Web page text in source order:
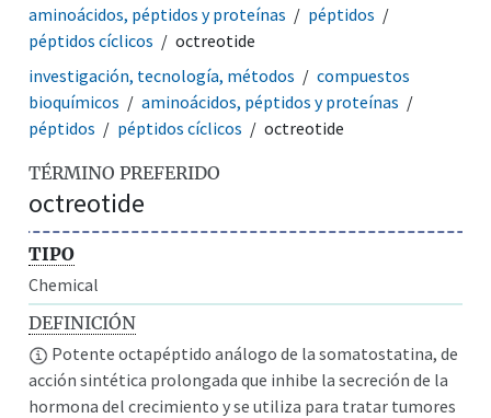
aminoácidos, péptidos y proteínas
péptidos
péptidos cíclicos
octreotide
investigación, tecnología, métodos
compuestos
bioquímicos
aminoácidos, péptidos y proteínas
péptidos
péptidos cíclicos octreotide
TÉRMINO PREFERIDO
octreotide
TIPO
Chemical
DEFINICIÓN
Potente octapéptido análogo de la somatostatina, de
acción sintética prolongada que inhibe la secreción de la
hormona del crecimiento y se utiliza para tratar tumores